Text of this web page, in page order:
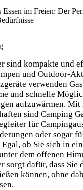
sind kompakte und
und Outdoor-
verwenden
und schnelle
aufzuwärmen.
sind Camping
für
oder sogar
ob Sie sich in
dem offenen
sorgt dafür, dass Sie
können, ohne